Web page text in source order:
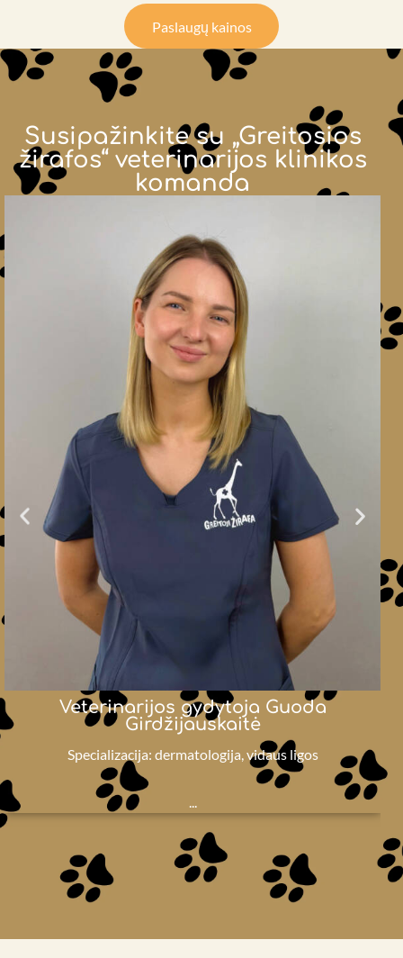
Paslaugų kainos
Susipažinkite su „Greitosios
žirafos“ veterinarijos klinikos
komanda
Veterinarijos gydytoja Guoda
Girdžijauskaitė
Specializacija: dermatologija, vidaus ligos